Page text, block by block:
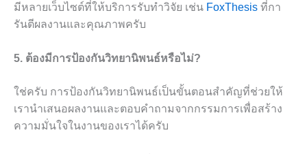
มีหลายเว็บไซต์ที่ให้บริการรับทำวิจัย เช่น FoxThesis ที่กา
รันตีผลงานและคุณภาพครับ
5. ต้องมีการป้องกันวิทยานิพนธ์หรือไม่?
ใช่ครับ การป้องกันวิทยานิพนธ์เป็นขั้นตอนสำคัญที่ช่วยให้
เรานำเสนอผลงานและตอบคำถามจากกรรมการเพื่อสร้าง
ความมั่นใจในงานของเราได้ครับ